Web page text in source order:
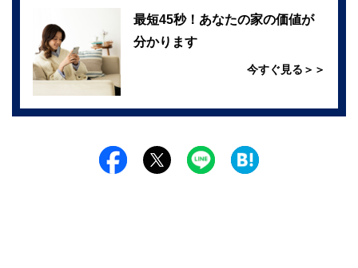
最短45秒！あなたの家の価値が
分かります
今すぐ見る＞＞